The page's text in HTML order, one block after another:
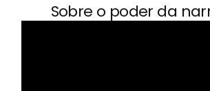
Sobre o poder da